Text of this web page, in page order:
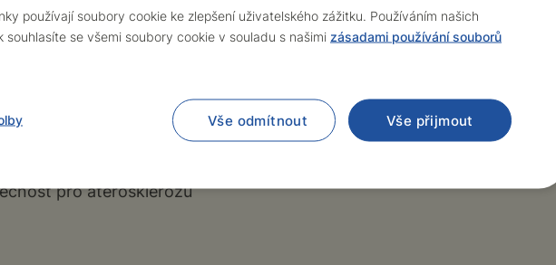
chemie I. LF UK Praha- Vědecký aspirant
odborných společnostech
pro aterosklerózu
English
používají soubory cookie ke zlepšení uživatelského zážitku. Používáním našich
se všemi soubory cookie v souladu s našimi zásadami používání souborů
Vše přijmout
Vše odmítnout